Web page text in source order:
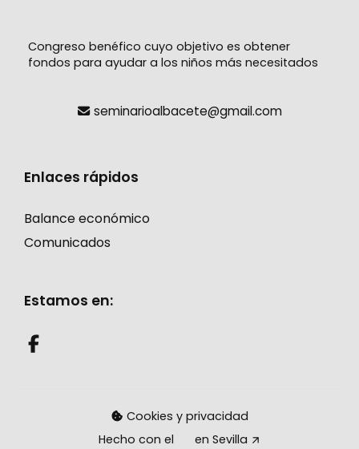
Congreso benéfico cuyo objetivo es obtener
fondos para ayudar a los niños más necesitados
seminarioalbacete@gmail.com
Enlaces rápidos
Balance económico
Comunicados
Estamos en:
Cookies y privacidad
Hecho con el
en Sevilla